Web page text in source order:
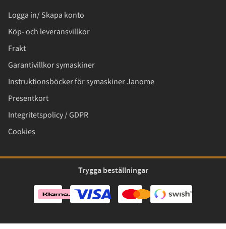
Logga in/ Skapa konto
Köp- och leveransvillkor
Frakt
Garantivillkor symaskiner
Instruktionsböcker för symaskiner Janome
Presentkort
Integritetspolicy / GDPR
Cookies
Trygga beställningar